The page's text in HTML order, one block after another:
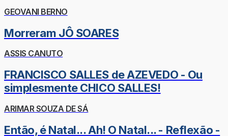
GEOVANI BERNO
Morreram JÔ SOARES
ASSIS CANUTO
FRANCISCO SALLES de AZEVEDO - Ou
simplesmente CHICO SALLES!
ARIMAR SOUZA DE SÁ
Então, é Natal... Ah! O Natal... - Reflexão -